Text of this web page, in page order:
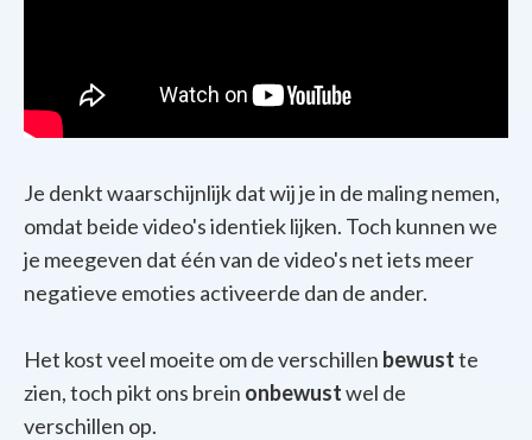
Je denkt waarschijnlijk dat wij je in de maling nemen,
omdat beide video's identiek lijken. Toch kunnen we
je meegeven dat één van de video's net iets meer
negatieve emoties activeerde dan de ander.
Het kost veel moeite om de verschillen bewustte
zien, toch pikt ons brein onbewustwel de
verschillen op.